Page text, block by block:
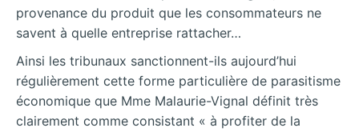
provenance du produit que les consommateurs ne
savent à quelle entreprise rattacher…
Ainsi les tribunaux sanctionnent-ils aujourd’hui
régulièrement cette forme particulière de parasitisme
économique que Mme Malaurie-Vignal définit très
clairement comme consistant « à profiter de la